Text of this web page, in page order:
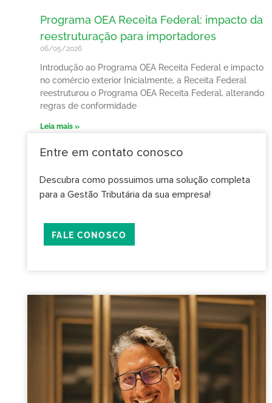
Programa OEA Receita Federal: impacto da
reestruturação para importadores
06/05/2026
Introdução ao Programa OEA Receita Federal e impacto
no comércio exterior Inicialmente, a Receita Federal
reestruturou o Programa OEA Receita Federal, alterando
regras de conformidade
Leia mais »
Entre em contato conosco
Descubra como possuimos uma solução completa
para a Gestão Tributária da sua empresa!
FALE CONOSCO